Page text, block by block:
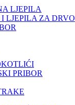
LJEPILA
LJEPILA ZA DRVO
PRIBOR